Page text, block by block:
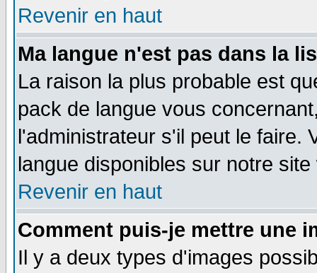
Revenir en haut
Ma langue n'est pas dans la
La raison la plus probable est
pack de langue vous
l'administrateur s'il peut le faire.
langue disponibles sur notre site
Revenir en haut
Comment puis-je mettre une
Il y a deux types d'images